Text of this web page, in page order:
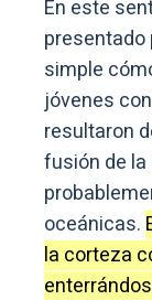
En este
presentado
simple
jóvenes
resultaron
fusión de
oceánicas.
la corteza